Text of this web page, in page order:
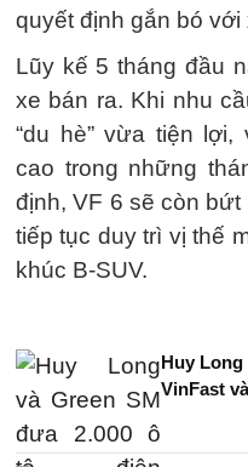
quyết định gắn bó với
Lũy kế 5 tháng đầu
xe bán ra. Khi nhu
“du hè” vừa tiện
cao trong những
định, VF 6 sẽ còn
tiếp tục duy trì vị thế
khúc B-SUV.
Huy Long
VinFast